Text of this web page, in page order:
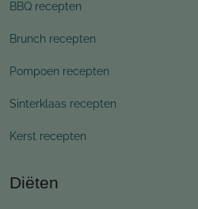
BBQ recepten
Brunch recepten
Pompoen recepten
Sinterklaas recepten
Kerst recepten
Diëten